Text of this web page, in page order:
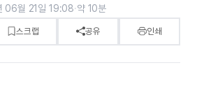
06월 21일 19:08·약 10분
스크랩 공유 인쇄